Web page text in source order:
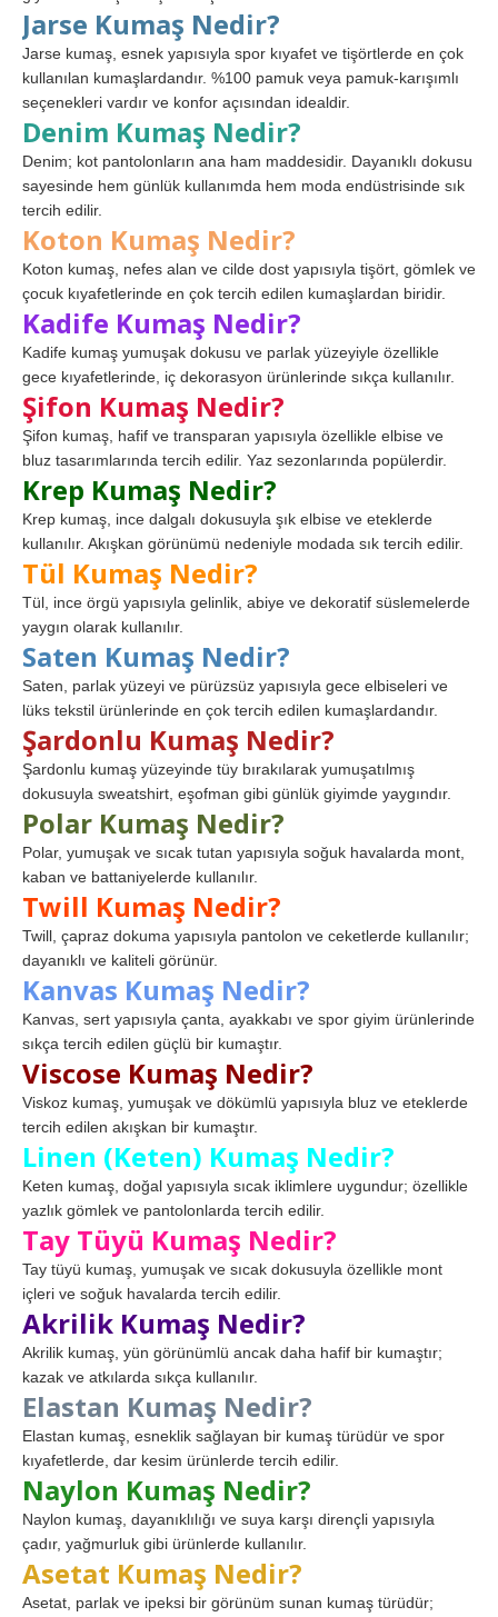
Jarse Kumaş Nedir?
Jarse kumaş, esnek yapısıyla spor kıyafet ve tişörtlerde en çok
kullanılan kumaşlardandır. %100 pamuk veya pamuk-karışımlı
seçenekleri vardır ve konfor açısından idealdir.
Denim Kumaş Nedir?
Denim; kot pantolonların ana ham maddesidir. Dayanıklı dokusu
sayesinde hem günlük kullanımda hem moda endüstrisinde sık
tercih edilir.
Koton Kumaş Nedir?
Koton kumaş, nefes alan ve cilde dost yapısıyla tişört, gömlek ve
çocuk kıyafetlerinde en çok tercih edilen kumaşlardan biridir.
Kadife Kumaş Nedir?
Kadife kumaş yumuşak dokusu ve parlak yüzeyiyle özellikle
gece kıyafetlerinde, iç dekorasyon ürünlerinde sıkça kullanılır.
Şifon Kumaş Nedir?
Şifon kumaş, hafif ve transparan yapısıyla özellikle elbise ve
bluz tasarımlarında tercih edilir. Yaz sezonlarında popülerdir.
Krep Kumaş Nedir?
Krep kumaş, ince dalgalı dokusuyla şık elbise ve eteklerde
kullanılır. Akışkan görünümü nedeniyle modada sık tercih edilir.
Tül Kumaş Nedir?
Tül, ince örgü yapısıyla gelinlik, abiye ve dekoratif süslemelerde
yaygın olarak kullanılır.
Saten Kumaş Nedir?
Saten, parlak yüzeyi ve pürüzsüz yapısıyla gece elbiseleri ve
lüks tekstil ürünlerinde en çok tercih edilen kumaşlardandır.
Şardonlu Kumaş Nedir?
Şardonlu kumaş yüzeyinde tüy bırakılarak yumuşatılmış
dokusuyla sweatshirt, eşofman gibi günlük giyimde yaygındır.
Polar Kumaş Nedir?
Polar, yumuşak ve sıcak tutan yapısıyla soğuk havalarda mont,
kaban ve battaniyelerde kullanılır.
Twill Kumaş Nedir?
Twill, çapraz dokuma yapısıyla pantolon ve ceketlerde kullanılır;
dayanıklı ve kaliteli görünür.
Kanvas Kumaş Nedir?
Kanvas, sert yapısıyla çanta, ayakkabı ve spor giyim ürünlerinde
sıkça tercih edilen güçlü bir kumaştır.
Viscose Kumaş Nedir?
Viskoz kumaş, yumuşak ve dökümlü yapısıyla bluz ve eteklerde
tercih edilen akışkan bir kumaştır.
Linen (Keten) Kumaş Nedir?
Keten kumaş, doğal yapısıyla sıcak iklimlere uygundur; özellikle
yazlık gömlek ve pantolonlarda tercih edilir.
Tay Tüyü Kumaş Nedir?
Tay tüyü kumaş, yumuşak ve sıcak dokusuyla özellikle mont
içleri ve soğuk havalarda tercih edilir.
Akrilik Kumaş Nedir?
Akrilik kumaş, yün görünümlü ancak daha hafif bir kumaştır;
kazak ve atkılarda sıkça kullanılır.
Elastan Kumaş Nedir?
Elastan kumaş, esneklik sağlayan bir kumaş türüdür ve spor
kıyafetlerde, dar kesim ürünlerde tercih edilir.
Naylon Kumaş Nedir?
Naylon kumaş, dayanıklılığı ve suya karşı dirençli yapısıyla
çadır, yağmurluk gibi ürünlerde kullanılır.
Asetat Kumaş Nedir?
Asetat, parlak ve ipeksi bir görünüm sunan kumaş türüdür;